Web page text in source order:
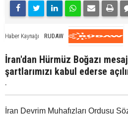
Haber Kaynağı RUDAW
İran'dan Hürmüz Boğazı
şartlarımızı kabul ederse
.
İran Devrim Muhafızları Ordusu